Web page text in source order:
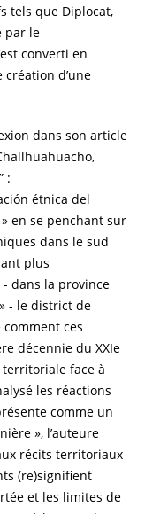
tels que Diplocat,
par le
converti en
d’une
dans son article
:
étnica del
en se penchant sur
dans le sud
plus
dans la province
- le district de
ces
décennie du XXIe
face à
les réactions
comme un
», l’auteure
récits territoriaux
(re)signifient
et les limites de